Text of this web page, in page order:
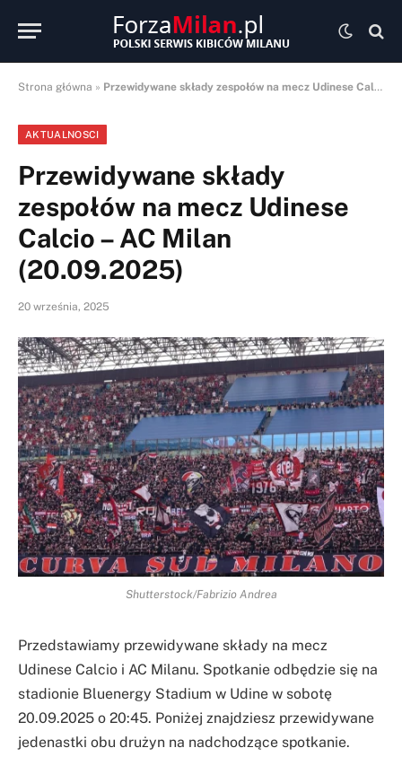
Strona główna » Przewidywane składy zespołów na mecz Udinese Calcio – AC Milan (20.09.2025)
AKTUALNOSCI
Przewidywane składy
zespołów na mecz Udinese
Calcio – AC Milan
(20.09.2025)
20 września, 2025
Shutterstock/Fabrizio Andrea
Przedstawiamy przewidywane składy na mecz
Udinese Calcio i AC Milanu. Spotkanie odbędzie się na
stadionie Bluenergy Stadium w Udine w sobotę
20.09.2025 o 20:45. Poniżej znajdziesz przewidywane
jedenastki obu drużyn na nadchodzące spotkanie.